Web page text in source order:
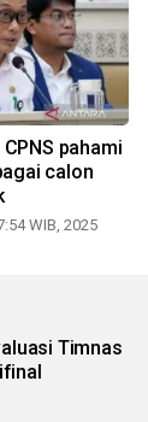
pahami
calon
WIB, 2025
Timnas